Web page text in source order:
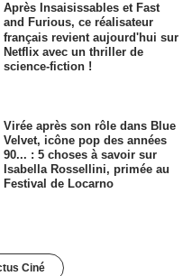
Après Insaisissables et Fast
and Furious, ce réalisateur
français revient aujourd'hui sur
Netflix avec un thriller de
science-fiction !
Virée après son rôle dans Blue
Velvet, icône pop des années
90... : 5 choses à savoir sur
Isabella Rossellini, primée au
Festival de Locarno
Ciné